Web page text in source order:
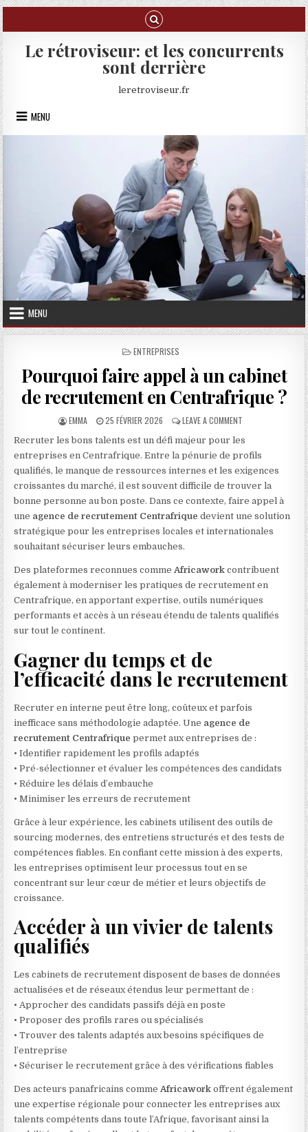
Skip to content
Le rétroviseur: et les concurrents
sont derrière
leretroviseur.fr
MENU
MENU
POSTED IN
ENTREPRISES
Pourquoi faire appel à un cabinet
de recrutement en Centrafrique ?
AUTHOR:
EMMA PUBLISHED DATE:
25 FÉVRIER 2026 LEAVE A COMMENT ON POURQUOI
Recruter les bons talents est un défi majeur pour les
entreprises en Centrafrique. Entre la pénurie de profils
qualifiés, le manque de ressources internes et les exigences
croissantes du marché, il est souvent difficile de trouver la
bonne personne au bon poste. Dans ce contexte, faire appel à
une agence de recrutement Centrafrique devient une solution
stratégique pour les entreprises locales et internationales
souhaitant sécuriser leurs embauches.
Des plateformes reconnues commeAfricawork contribuent
également à moderniser les pratiques de recrutement en
Centrafrique, en apportant expertise, outils numériques
performants et accès à un réseau étendu de talents qualifiés
sur tout le continent.
Gagner du temps et de
l’efficacité dans le recrutement
Recruter en interne peut être long, coûteux et parfois
inefficace sans méthodologie adaptée. Une agence de
recrutement Centrafriquepermet aux entreprises de :
• Identifier rapidement les profils adaptés
• Pré-sélectionner et évaluer les compétences des candidats
• Réduire les délais d’embauche
• Minimiser les erreurs de recrutement
Grâce à leur expérience, les cabinets utilisent des outils de
sourcing modernes, des entretiens structurés et des tests de
compétences fiables. En confiant cette mission à des experts,
les entreprises optimisent leur processus tout en se
concentrant sur leur cœur de métier et leurs objectifs de
croissance.
Accéder à un vivier de talents
qualifiés
Les cabinets de recrutement disposent de bases de données
actualisées et de réseaux étendus leur permettant de :
• Approcher des candidats passifs déjà en poste
• Proposer des profils rares ou spécialisés
• Trouver des talents adaptés aux besoins spécifiques de
l’entreprise
• Sécuriser le recrutement grâce à des vérifications fiables
Des acteurs panafricains commeAfricawork offrent également
une expertise régionale pour connecter les entreprises aux
talents compétents dans toute l’Afrique, favorisant ainsi la